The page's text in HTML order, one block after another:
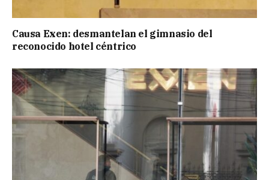
Causa Exen: desmantelan el gimnasio del
reconocido hotel céntrico